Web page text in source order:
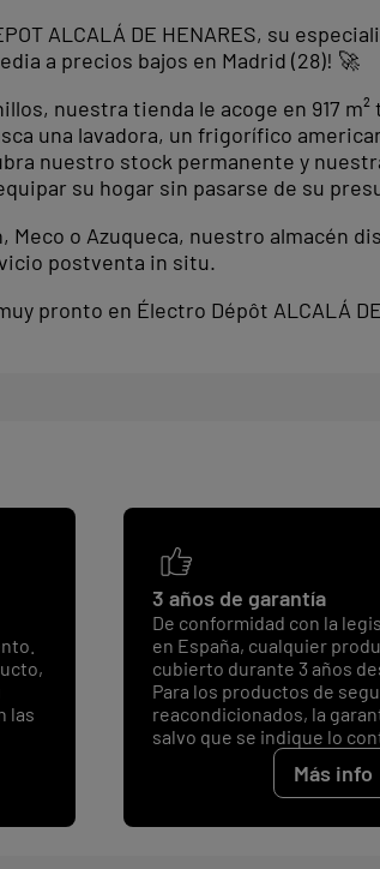
ALCALÁ DE HENARES, su
a precios bajos en Madrid (28)! 🚀
nuestra tienda le acoge en 917
una lavadora, un frigorífico
nuestro stock permanente y
su hogar sin pasarse de su
o Azuqueca, nuestro almacén
postventa in situ.
pronto en Électro Dépôt ALCALÁ
las
3 años de garantía
De conformidad con la
en España, cualquier
cubierto durante 3 años
Para los productos de
reacondicionados, la
salvo que se indique lo
Más info